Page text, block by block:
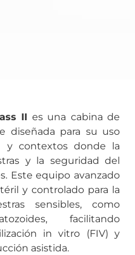
II es una cabina de
diseñada para su uso
y contextos donde la
y la seguridad del
Este equipo avanzado
y controlado para la
sensibles, como
facilitando
in vitro (FIV) y
asistida.